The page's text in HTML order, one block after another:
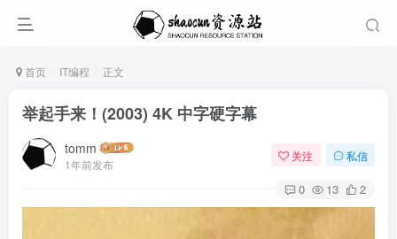
首页 IT编程 正文
举起手来！(2003) 4K 中字硬字幕
tomm
1年前发布
关注 私信
0 13 2